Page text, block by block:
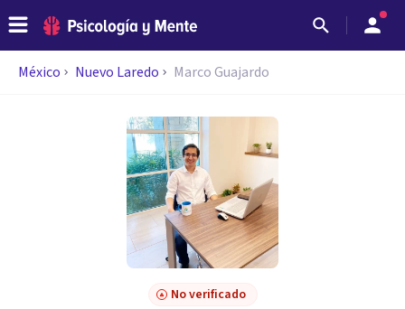
México Nuevo Laredo Marco Guajardo
No verificado